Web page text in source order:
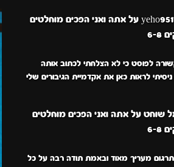
עלאתה ואני הפכים מוחלטים
6-8
לפוסט כי לא הצלחתי לכתוב אותה
לראות כאן את אקדמיית הגיבורים שלי
שוחט עלאתה ואני הפכים מוחלטים
6-8
מעריך מאוד ובאמת תודה רבה על כל